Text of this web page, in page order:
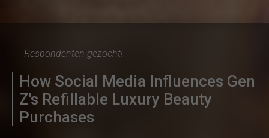
Respondenten gezocht!
How Social Media Influences Gen
Z's Refillable Luxury Beauty
Purchases